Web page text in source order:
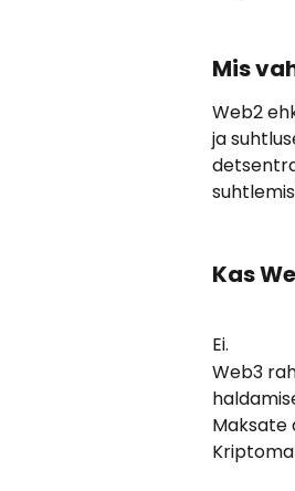
Mis
Web2
ja
Kas
Ei.
Web3
Maksate